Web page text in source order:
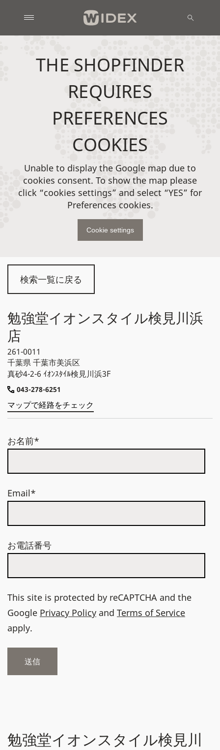
検索一覧に戻る
勉強堂イオンスタイル検見川浜
店
261-0011
千葉県千葉市美浜区
真砂4-2-6 ｲｵﾝｽﾀｲﾙ検見川浜3F
043-278-6251
マップで経路をチェック
お名前*
Email*
お電話番号
This site is protected by reCAPTCHA and the
Google Privacy Policy and Terms of Service
apply.
勉強堂イオンスタイル検見川
THE SHOPFINDER
REQUIRES
PREFERENCES
COOKIES
Unable to display the Google map due to
cookies consent. To show the map please
click “cookies settings” and select “YES” for
Preferences cookies.
Cookie settings